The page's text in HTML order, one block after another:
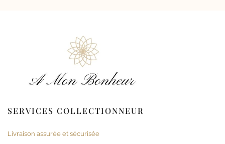
SERVICES COLLECTIONNEUR
Livraison assurée et sécurisée